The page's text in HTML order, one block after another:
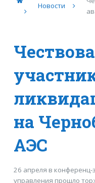
Новости
на
АЭС
26 апреля в конференц-
управления прошло